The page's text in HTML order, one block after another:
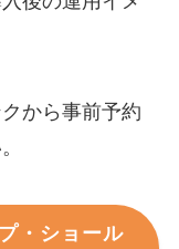
から事前予約
・ショール